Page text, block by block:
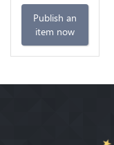
Publish an
item now